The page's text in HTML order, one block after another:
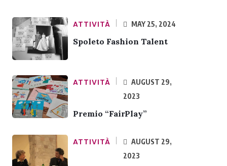
ATTIVITÀ MAY 25, 2024
Spoleto Fashion Talent
ATTIVITÀ
AUGUST 29,
2023
Premio “FairPlay”
ATTIVITÀ
AUGUST 29,
2023